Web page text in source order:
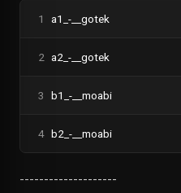
1 a1_-__gotek
2 a2_-__gotek
3 b1_-__moabi
4 b2_-__moabi
--------------------